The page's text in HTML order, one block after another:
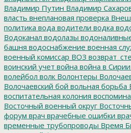
Владимир Путин Владимир
власть внеплановая проверка
политика вода водители водка
Водоканал водолазы
башня водоснабжение военная
военный комиссар ВОЗ
воинский учет война война в Сирии
волейбол волк Волонтеры
Волочаевский бой вольная борьба
воспитательная колония
Восточный военный округ
форум врач врачебные ошибки
временные трубопроводы Время